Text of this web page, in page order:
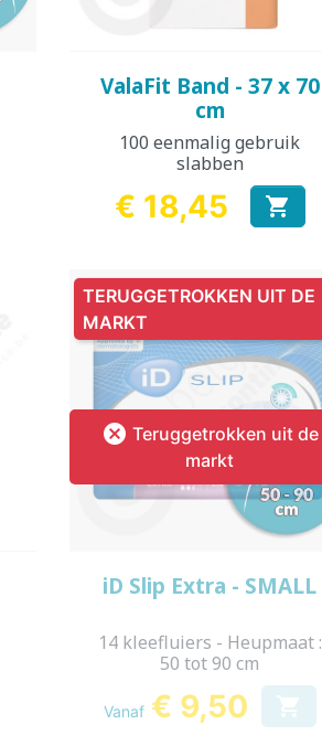
Snel bekijken
ValaFit Band - 37 x 70
cm
100 eenmalig gebruik
slabben
Prijs
€ 18,45 
 Teruggetrokken uit de
markt
iD Slip Extra - SMALL
14 kleefluiers - Heupmaat :
50 tot 90 cm
Vanaf € 9,50 
TERUGGETROKKEN UIT DE
MARKT